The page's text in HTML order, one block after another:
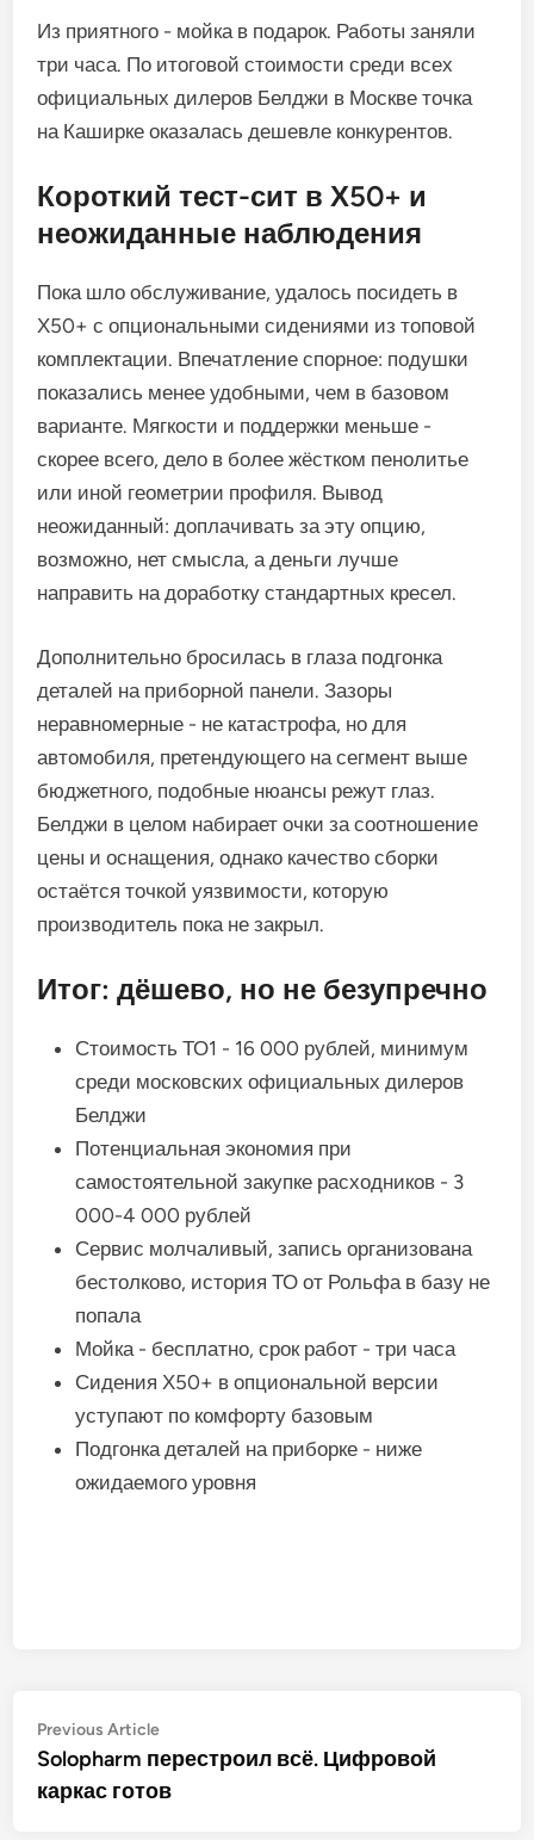
Из приятного - мойка в подарок. Работы заняли
три часа. По итоговой стоимости среди всех
официальных дилеров Белджи в Москве точка
на Каширке оказалась дешевле конкурентов.
Короткий тест-сит в Х50+ и
неожиданные наблюдения
Пока шло обслуживание, удалось посидеть в
Х50+ с опциональными сидениями из топовой
комплектации. Впечатление спорное: подушки
показались менее удобными, чем в базовом
варианте. Мягкости и поддержки меньше -
скорее всего, дело в более жёстком пенолитье
или иной геометрии профиля. Вывод
неожиданный: доплачивать за эту опцию,
возможно, нет смысла, а деньги лучше
направить на доработку стандартных кресел.
Дополнительно бросилась в глаза подгонка
деталей на приборной панели. Зазоры
неравномерные - не катастрофа, но для
автомобиля, претендующего на сегмент выше
бюджетного, подобные нюансы режут глаз.
Белджи в целом набирает очки за соотношение
цены и оснащения, однако качество сборки
остаётся точкой уязвимости, которую
производитель пока не закрыл.
Итог: дёшево, но не безупречно
Стоимость ТО1 - 16 000 рублей, минимум
среди московских официальных дилеров
Белджи
Потенциальная экономия при
самостоятельной закупке расходников - 3
000-4 000 рублей
Сервис молчаливый, запись организована
бестолково, история ТО от Рольфа в базу не
попала
Мойка - бесплатно, срок работ - три часа
Сидения Х50+ в опциональной версии
уступают по комфорту базовым
Подгонка деталей на приборке - ниже
ожидаемого уровня
Post
navigation
Previous ArticlePrevious
article:
Solopharm перестроил всё. Цифровой
каркас готов